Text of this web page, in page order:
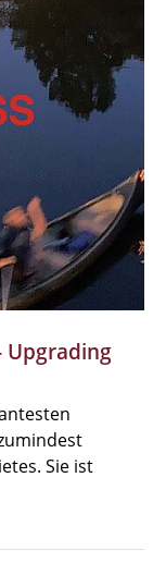
Upgrading
Sie ist